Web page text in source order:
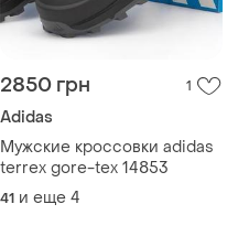
2850 грн 1
Adidas
Мужские кроссовки adidas
terrex gore-tex 14853
41 и еще 4